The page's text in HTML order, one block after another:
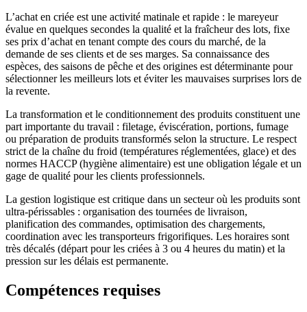
L’achat en criée est une activité matinale et rapide : le mareyeur
évalue en quelques secondes la qualité et la fraîcheur des lots, fixe
ses prix d’achat en tenant compte des cours du marché, de la
demande de ses clients et de ses marges. Sa connaissance des
espèces, des saisons de pêche et des origines est déterminante pour
sélectionner les meilleurs lots et éviter les mauvaises surprises lors de
la revente.
La transformation et le conditionnement des produits constituent une
part importante du travail : filetage, éviscération, portions, fumage
ou préparation de produits transformés selon la structure. Le respect
strict de la chaîne du froid (températures réglementées, glace) et des
normes HACCP (hygiène alimentaire) est une obligation légale et un
gage de qualité pour les clients professionnels.
La gestion logistique est critique dans un secteur où les produits sont
ultra-périssables : organisation des tournées de livraison,
planification des commandes, optimisation des chargements,
coordination avec les transporteurs frigorifiques. Les horaires sont
très décalés (départ pour les criées à 3 ou 4 heures du matin) et la
pression sur les délais est permanente.
Compétences requises